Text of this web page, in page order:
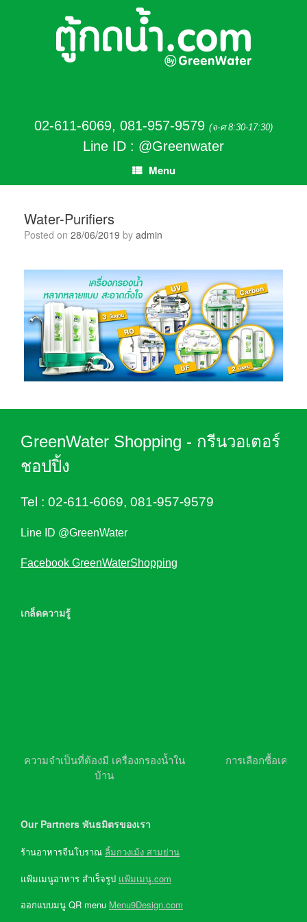
02-611-6069, 081-957-9579 (จ-ศ 8:30-17:30)
Line ID : @Greenwater
Menu
Water-Purifiers
Posted on 28/06/2019 by admin
GreenWater Shopping - กรีนวอเตอร์
ชอปปิ้ง
Tel : 02-611-6069, 081-957-9579
Line ID @GreenWater
Facebook GreenWaterShopping
เกล็ดความรู้
ความจำเป็นที่ต้องมี เครื่องกรองน้ำใน
บ้าน
การเลือกซื้อเครื่อ
Our Partners พันธมิตรของเรา
ร้านอาหารจีนโบราณ ลิ้มกวงเม้ง สามย่าน
แฟ้มเมนูอาหาร สำเร็จรูป แฟ้มเมนู.com
ออกแบบมนู QR menu Menu9Design.com